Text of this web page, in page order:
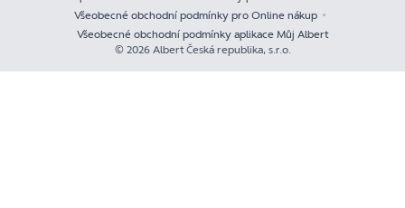
Všeobecné obchodní podmínky pro Online nákup
Všeobecné obchodní podmínky aplikace Můj Albert
© 2026 Albert Česká republika, s.r.o.